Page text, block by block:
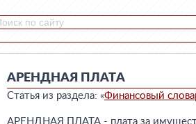
АРЕНДНАЯ ПЛАТА
Статья из раздела: «Финансовый
АРЕНДНАЯ ПЛАТА - плата за